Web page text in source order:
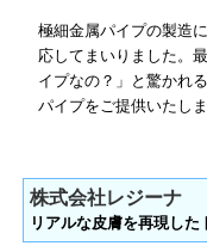
極細金属パイプの製造
応してまいりました。
イプなの？」と驚かれ
パイプをご提供いたしま
株式会社レジーナ
リアルな皮膚を再現し